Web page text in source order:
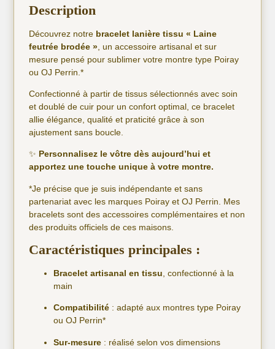
Description
Découvrez notre bracelet lanière tissu « Laine
feutrée brodée » , un accessoire artisanal et sur
mesure pensé pour sublimer votre montre type Poiray
ou OJ Perrin.*
Confectionné à partir de tissus sélectionnés avec soin
et doublé de cuir pour un confort optimal, ce bracelet
allie élégance, qualité et praticité grâce à son
ajustement sans boucle.
✨ Personnalisez le vôtre dès aujourd’hui et
apportez une touche unique à votre montre.
*Je précise que je suis indépendante et sans
partenariat avec les marques Poiray et OJ Perrin. Mes
bracelets sont des accessoires complémentaires et non
des produits officiels de ces maisons.
Caractéristiques principales :
Bracelet artisanal en tissu , confectionné à la
main
Compatibilité : adapté aux montres type Poiray
ou OJ Perrin*
Sur-mesure : réalisé selon vos dimensions